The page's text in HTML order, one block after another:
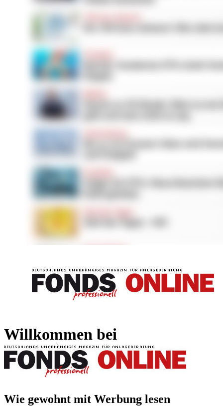
Willkommen bei
Wie gewohnt mit Werbung lesen